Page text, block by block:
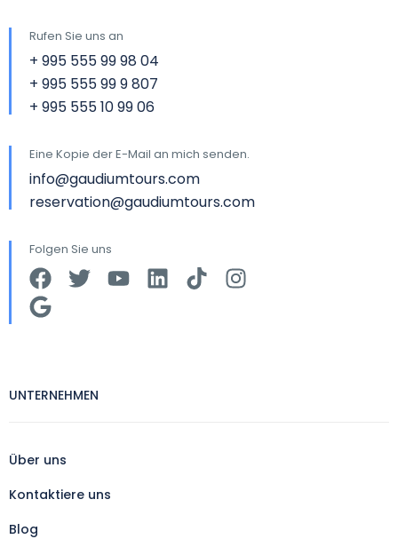
Rufen Sie uns an
+ 995 555 99 98 04
+ 995 555 99 9 807
+ 995 555 10 99 06
Eine Kopie der E-Mail an mich senden.
info@gaudiumtours.com
reservation@gaudiumtours.com
Folgen Sie uns
UNTERNEHMEN
Über uns
Kontaktiere uns
Blog